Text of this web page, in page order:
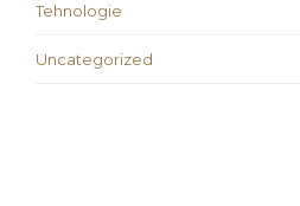
Tehnologie
Uncategorized